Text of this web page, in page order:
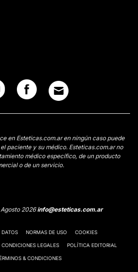
en Esteticas.com.ar en ningún caso puede
paciente y su médico. Esteticas.com.ar no
médico específico, de un producto
o de un servicio.
2026info@esteticas.com.ar
DATOS NORMAS DE USO COOKIES
CONDICIONES LEGALES POLÍTICA EDITORIAL
& CONDICIONES